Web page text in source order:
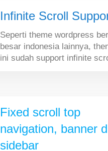
Infinite Scroll
Seperti theme wordpress
besar indonesia lainnya,
ini sudah support infinite
Fixed scroll top
navigation, banner
sidebar